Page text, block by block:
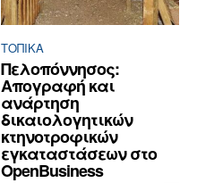
ΤΟΠΙΚΑ
Πελοπόννησος:
Απογραφή και
ανάρτηση
δικαιολογητικών
κτηνοτροφικών
εγκαταστάσεων στο
OpenBusiness